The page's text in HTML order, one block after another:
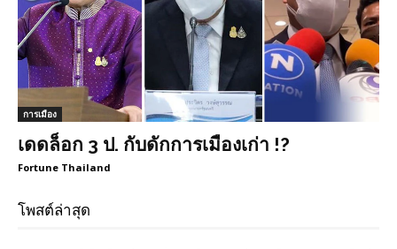
การเมือง
เดดล็อก 3 ป. กับดักการเมืองเก่า !?
Fortune Thailand
โพสต์ล่าสุด